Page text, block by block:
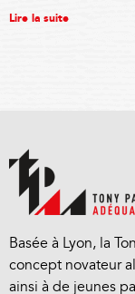
Lire la suite
Basée à Lyon, la
concept novateur
ainsi à de jeunes